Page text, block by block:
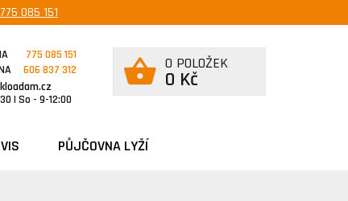
775 085 151
775 085 151
606 837 312
| So - 9-12:00
0 POLOŽEK
0 Kč
PŮJČOVNA LYŽÍ